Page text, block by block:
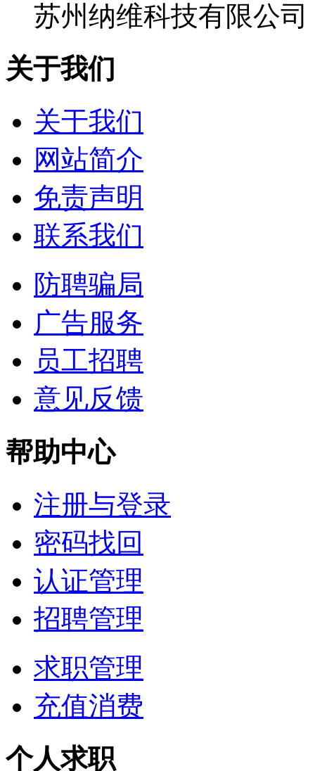
苏州纳维科技有限公司
关于我们
关于我们
网站简介
免责声明
联系我们
防聘骗局
广告服务
员工招聘
意见反馈
帮助中心
注册与登录
密码找回
认证管理
招聘管理
求职管理
充值消费
个人求职